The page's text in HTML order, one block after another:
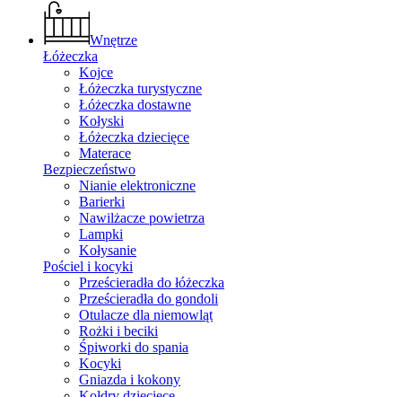
Wnętrze
Łóżeczka
Kojce
Łóżeczka turystyczne
Łóżeczka dostawne
Kołyski
Łóżeczka dziecięce
Materace
Bezpieczeństwo
Nianie elektroniczne
Barierki
Nawilżacze powietrza
Lampki
Kołysanie
Pościel i kocyki
Prześcieradła do łóżeczka
Prześcieradła do gondoli
Otulacze dla niemowląt
Rożki i beciki
Śpiworki do spania
Kocyki
Gniazda i kokony